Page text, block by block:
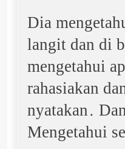
Dia
langit dan di
mengetahui
rahasiakan
nyatakan.
Mengetahui